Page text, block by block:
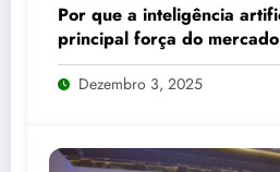
Por que a inteligência
principal força do
significa para seus
Dezembro 3, 2025